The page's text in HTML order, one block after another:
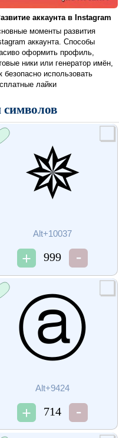
аккаунта в Instagram
моменты развития
аккаунта. Способы
оформить профиль,
ники или генератор имён,
безопасно использовать
лайки
символов
✵
Alt+10037
999
ⓐ
Alt+9424
714